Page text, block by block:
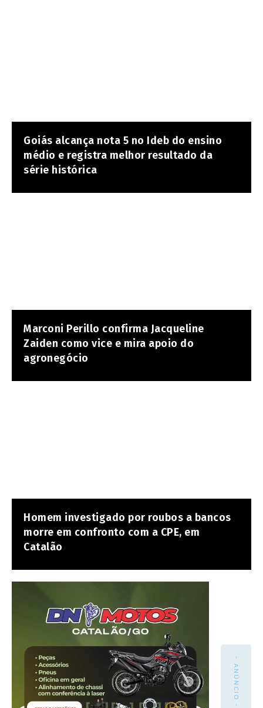
Goiás alcança nota 5 no Ideb do ensino
médio e registra melhor resultado da
série histórica
Marconi Perillo confirma Jacqueline
Zaiden como vice e mira apoio do
agronegócio
Homem investigado por roubos a bancos
morre em confronto com a CPE, em
Catalão
- ANÚNCIO -